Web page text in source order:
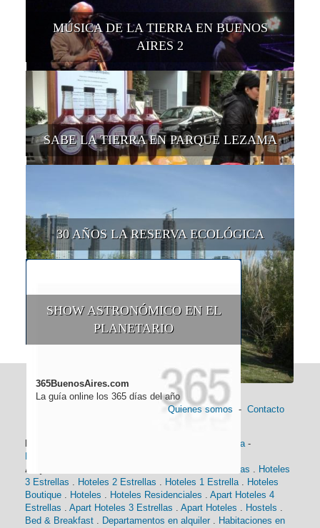
MÚSICA DE LA TIERRA EN BUENOS
AIRES 2
SABE LA TIERRA EN PARQUE LEZAMA
30 AÑOS LA RESERVA ECOLÓGICA
SHOW ASTRONÓMICO EN EL
PLANETARIO
365BuenosAires.com
La guía online los 365 días del año
Quienes somos - Contacto
Información general: Historia -
Distancias
Alojamiento:
Hoteles 4 Estrellas
Hoteles
3 Estrellas
Hoteles 2 Estrellas Hoteles 1 Estrella
Hoteles
Boutique
Hoteles Hoteles Residenciales
Apart Hoteles 4
Estrellas
Apart Hoteles 3 Estrellas Apart Hoteles Hostels
Bed & Breakfast
Departamentos en alquiler
Habitaciones en